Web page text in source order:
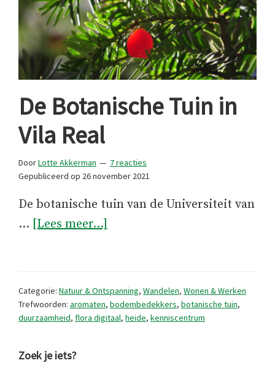
De Botanische Tuin in
Vila Real
DoorLotte Akkerman
7 reacties
Gepubliceerd op 26 november 2021
De botanische tuin van de Universiteit van
… [Lees meer...]
Vila
Real
Categorie: Natuur & Ontspanning, Wandelen, Wonen & Werken
Trefwoorden: aromaten, bodembedekkers, botanische tuin,
duurzaamheid, flora digitaal, heide, kenniscentrum
Primaire
Zoek je iets?